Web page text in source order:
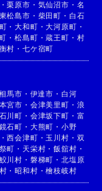
・栗原市 ・ 気仙沼市 ・ 名
東松島市 ・ 柴田町 ・ 白石
・大和町 ・大河原町 ・
・松島町 ・蔵王町 ・ 村
村 ・ 七ケ宿町
馬市 ・ 伊達市 ・ 白河
本宮市 ・ 会津美里町 ・ 浪
石川町 ・ 会津坂下町 ・ 富
鏡石町 ・ 大熊町 ・ 小野
・西会津町 ・ 玉川村 ・ 双
町 ・ 天栄村 ・飯舘村 ・
鮫川村 ・ 磐梯町 ・ 北塩原
・昭和村 ・檜枝岐村